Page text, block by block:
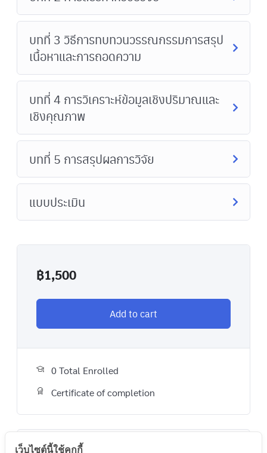
บทที่ 3 วิธีการทบทวนวรรณกรรมการสรุป
เนื้อหาและการถอดความ
บทที่ 4 การวิเคราะห์ข้อมูลเชิงปริมาณและ
เชิงคุณภาพ
บทที่ 5 การสรุปผลการวิจัย
แบบประเมิน
฿1,500
Add to cart
0 Total Enrolled
Certificate of completion
เว็บไซต์นี้ใช้คุกกี้